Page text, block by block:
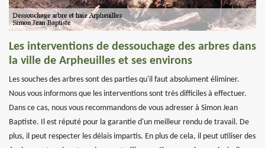
Les interventions de dessouchage des arbres dans
la ville de Arpheuilles et ses environs
Les souches des arbres sont des parties qu'il faut absolument éliminer.
Nous vous informons que les interventions sont très difficiles à effectuer.
Dans ce cas, nous vous recommandons de vous adresser à Simon Jean
Baptiste. Il est réputé pour la garantie d'un meilleur rendu de travail. De
plus, il peut respecter les délais impartis. En plus de cela, il peut utiliser des